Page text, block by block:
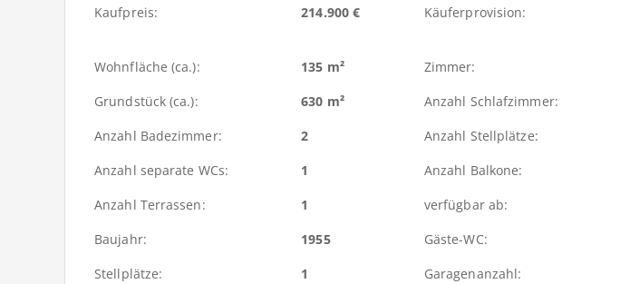
Kaufpreis: 214.900 € Käuferprovision:
Wohnfläche (ca.):
135 m² Zimmer:
Grundstück (ca.):
630 m² Anzahl Schlafzimmer:
Anzahl Badezimmer:
2 Anzahl Stellplätze:
Anzahl separate WCs:
1 Anzahl Balkone:
Anzahl Terrassen:
1 verfügbar ab:
Baujahr:
1955
Gäste-WC:
Stellplätze:
1 Garagenanzahl: